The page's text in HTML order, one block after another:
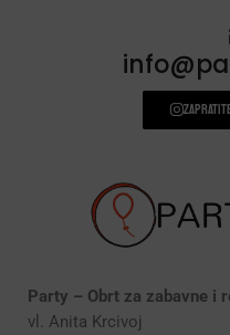
Party – Obrt za zabavne i
vl. Anita Krcivoj